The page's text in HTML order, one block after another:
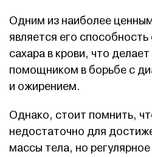
Одним из наиболее
является его
сахара в крови, что
помощником в борьбе с
и ожирением.
Однако, стоит помнить,
недостаточно для
массы тела, но